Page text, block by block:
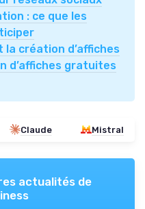
: ce que les
la création d’affiches
d’affiches gratuites
Claude Mistral
actualités de